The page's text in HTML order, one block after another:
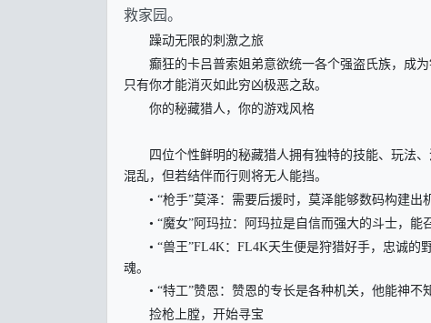
救家园。
躁动无限的刺激之旅
癫狂的卡吕普索姐弟意欲统一各个强盗氏族，成为
只有你才能消灭如此穷凶极恶之敌。
你的秘藏猎人，你的游戏风格
四位个性鲜明的秘藏猎人拥有独特的技能、玩法、
混乱，但若结伴而行则将无人能挡。
• “枪手”莫泽：需要后援时，莫泽能够数码构建出
• “魔女”阿玛拉：阿玛拉是自信而强大的斗士，能
• “兽王”FL4K：FL4K天生便是狩猎好手，忠诚的
魂。
• “特工”赞恩：赞恩的专长是各种机关，他能神不
捡枪上膛，开始寻宝